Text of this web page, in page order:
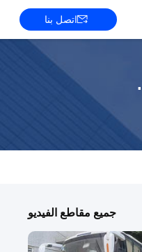
اتصل بنا
جميع مقاطع الفيديو